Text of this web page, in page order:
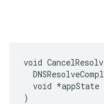
void
  void *appState
)